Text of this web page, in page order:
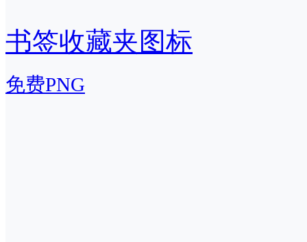
书签收藏夹图标
免费PNG